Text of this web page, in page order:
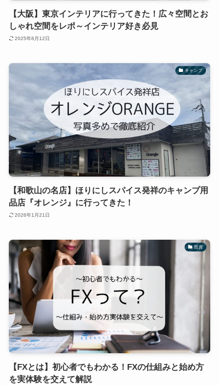
【大阪】東京インテリアに行ってきた！広々空間とお
しゃれ空間をレポ～インテリア好き必見
2025年8月12日
キャンプ
【和歌山の名店】ほりにしスパイス発祥のキャンプ用
品店『オレンジ』に行ってきた！
2026年1月21日
投資
【FXとは】初心者でもわかる！FXの仕組みと始め方
を実体験を交えて解説